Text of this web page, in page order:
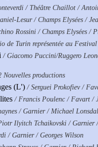
/ Théâtre Chaillot /
Lesur / Champs Elysées /
Rossini / Champs Elysées /
de Turin représentée au
/ Giacomo Puccini/Ruggero
Nouvelles productions
(L') / Serguei Prokofiev /
/ Francis Poulenc / Favart /
/ Garnier / Michael
Ilyitch Tchaikovski / Garnier
/ Garnier / Georges Wilson